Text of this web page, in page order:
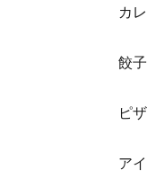
カ
餃
ピ
ア